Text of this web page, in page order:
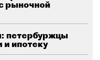
рыночной
петербуржцы
ипотеку